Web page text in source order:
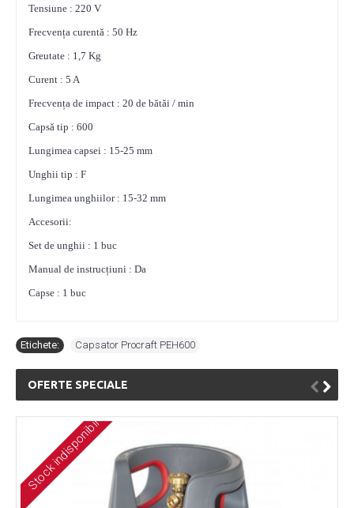
Tensiune : 220 V
Frecvența curentă : 50 Hz
Greutate : 1,7 Kg
Curent : 5 A
Frecvența de impact : 20 de bătăi / min
Capsă tip : 600
Lungimea capsei : 15-25 mm
Unghii tip : F
Lungimea unghiilor : 15-32 mm
Accesorii:
Set de unghii : 1 buc
Manual de instrucțiuni : Da
Capse : 1 buc
Etichete: Capsator Procraft PEH600
OFERTE SPECIALE
Stock indisponibil